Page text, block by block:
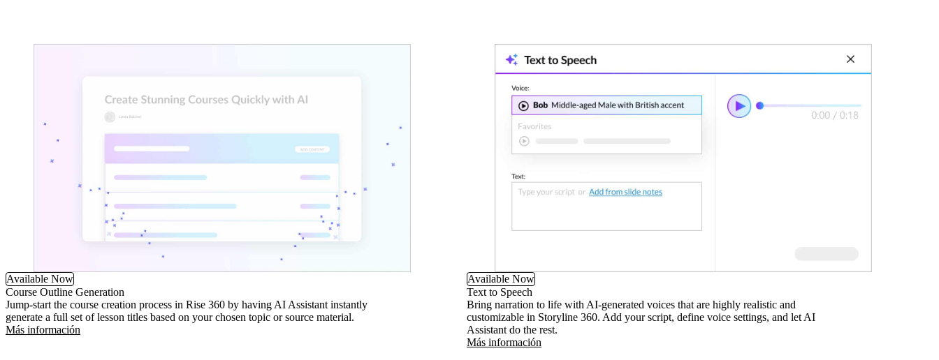
Available Now
Course Outline Generation
Jump-start the course creation process in Rise 360 by having AI Assistant instantly
generate a full set of lesson titles based on your chosen topic or source material.
Más información
Available Now
Text to Speech
Bring narration to life with AI-generated voices that are highly realistic and
customizable in Storyline 360. Add your script, define voice settings, and let AI
Assistant do the rest.
Más información